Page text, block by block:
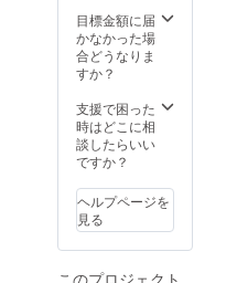
目標金額に届
かなかった場
合どうなりま
すか？
支援で困った
時はどこに相
談したらいい
ですか？
ヘルプページを
見る